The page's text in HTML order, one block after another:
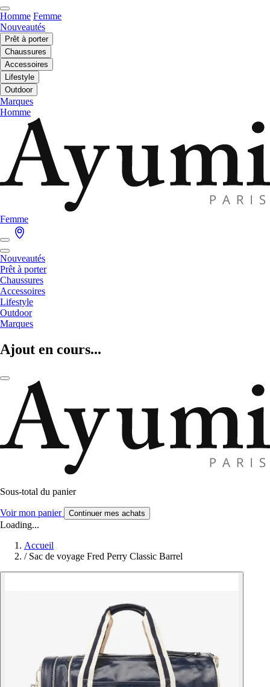
Homme Femme
Nouveautés
Prêt à porter
Chaussures
Accessoires
Lifestyle
Outdoor
Marques
Homme
Femme
Nouveautés
Prêt à porter
Chaussures
Accessoires
Lifestyle
Outdoor
Marques
Ajout en cours...
Sous-total du panier
Voir mon panier Continuer mes achats
Loading...
Accueil
/ Sac de voyage Fred Perry Classic Barrel